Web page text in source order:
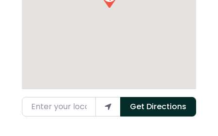
Enter your location Get Directions